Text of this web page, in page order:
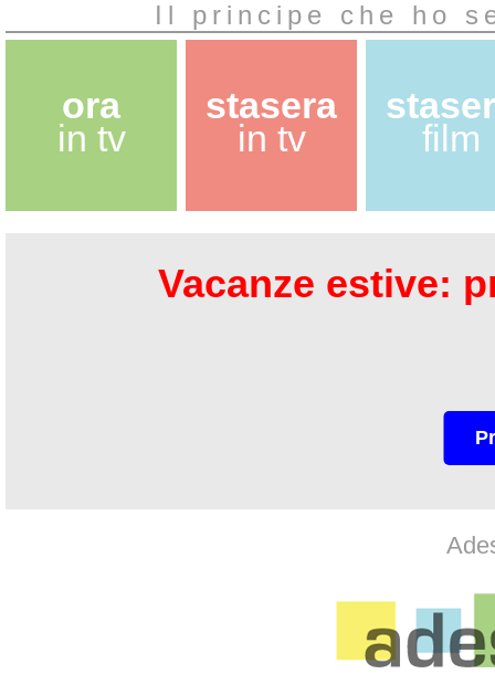
Il principe che ho
ora
in tv
stasera
in tv
film
Vacanze estive: